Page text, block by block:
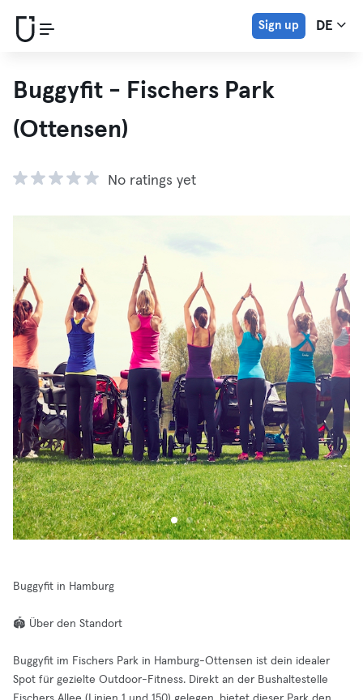
Sign up DE
Buggyfit - Fischers Park
(Ottensen)
No ratings yet
Buggyfit in Hamburg
🏟️ Über den Standort
Buggyfit im Fischers Park in Hamburg-Ottensen ist dein idealer
Spot für gezielte Outdoor-Fitness. Direkt an der Bushaltestelle